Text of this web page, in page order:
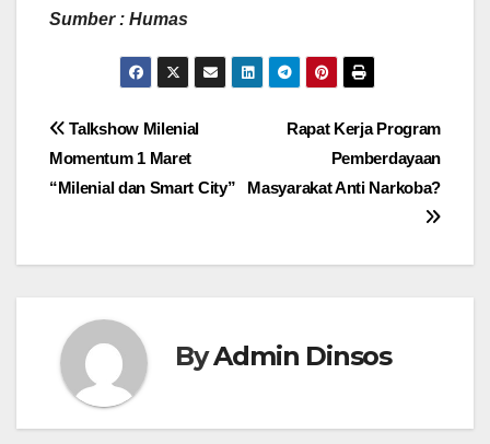
Sumber : Humas
Navigasi
pos
Rapat Kerja Program
Pemberdayaan
Masyarakat Anti Narkoba?
Talkshow Milenial
Momentum 1 Maret
“Milenial dan Smart City”
ByAdmin Dinsos